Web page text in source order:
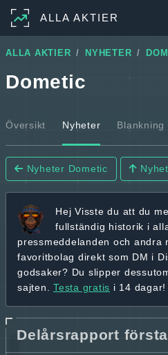
ALLA AKTIER
ALLA AKTIER NYHETER
Dometic
Översikt Nyheter Blankning
Nyheter Dometic
Hej Visste du att du
fullständig historik i
pressmeddelanden och andra
favoritbolag direkt som DM i
godsaker? Du slipper
sajten. Testa gratis i 14 dagar!
Delårsrapport